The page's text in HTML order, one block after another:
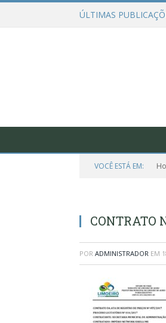
ÚLTIMAS
VOCÊ ESTÁ EM:
CONTRATO
POR ADMINISTRADOR EM